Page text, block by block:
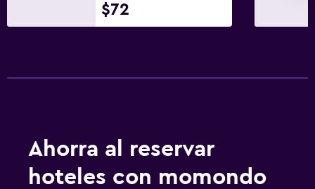
$72
Ahorra al reservar
hoteles con momondo